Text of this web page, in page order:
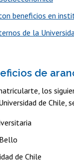
beneficios en
de la
de
los
de Chile,
de Chile